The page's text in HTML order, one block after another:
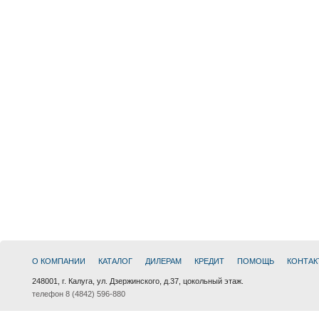
О КОМПАНИИ КАТАЛОГ ДИЛЕРАМ КРЕДИТ ПОМОЩЬ
248001, г. Калуга, ул. Дзержинского, д.37, цокольный этаж.
телефон 8 (4842) 596-880